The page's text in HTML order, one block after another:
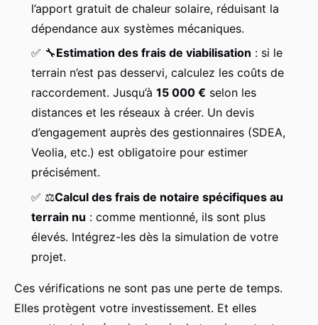
l’apport gratuit de chaleur solaire, réduisant la
dépendance aux systèmes mécaniques.
✅ 🔧Estimation des frais de viabilisation : si le
terrain n’est pas desservi, calculez les coûts de
raccordement. Jusqu’à 15 000 € selon les
distances et les réseaux à créer. Un devis
d’engagement auprès des gestionnaires (SDEA,
Veolia, etc.) est obligatoire pour estimer
précisément.
✅ ⚖️Calcul des frais de notaire spécifiques au
terrain nu : comme mentionné, ils sont plus
élevés. Intégrez-les dès la simulation de votre
projet.
Ces vérifications ne sont pas une perte de temps.
Elles protègent votre investissement. Et elles